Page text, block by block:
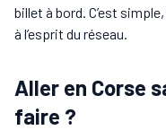
billet à bord. C’est
à l’esprit du réseau.
Aller en Corse
faire ?